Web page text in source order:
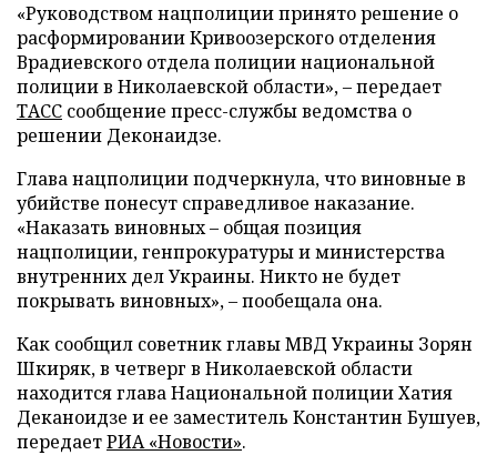
«Руководством нацполиции принято решение о
расформировании Кривоозерского отделения
Врадиевского отдела полиции национальной
полиции в Николаевской области», – передает
ТАСС сообщение пресс-службы ведомства о
решении Деконаидзе.
Глава нацполиции подчеркнула, что виновные в
убийстве понесут справедливое наказание.
«Наказать виновных – общая позиция
нацполиции, генпрокуратуры и министерства
внутренних дел Украины. Никто не будет
покрывать виновных», – пообещала она.
Как сообщил советник главы МВД Украины Зорян
Шкиряк, в четверг в Николаевской области
находится глава Национальной полиции Хатия
Деканоидзе и ее заместитель Константин Бушуев,
передаетРИА «Новости».